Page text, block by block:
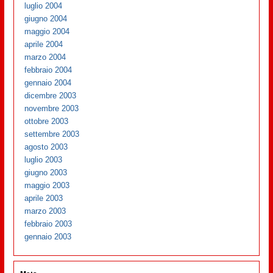
luglio 2004
giugno 2004
maggio 2004
aprile 2004
marzo 2004
febbraio 2004
gennaio 2004
dicembre 2003
novembre 2003
ottobre 2003
settembre 2003
agosto 2003
luglio 2003
giugno 2003
maggio 2003
aprile 2003
marzo 2003
febbraio 2003
gennaio 2003